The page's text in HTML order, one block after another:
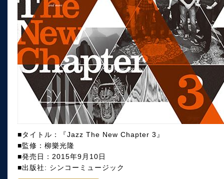
■タイトル：『Jazz The New Chapter 3』
■監修：柳樂光隆
■発売日：2015年9月10日
■出版社: シンコーミュージック